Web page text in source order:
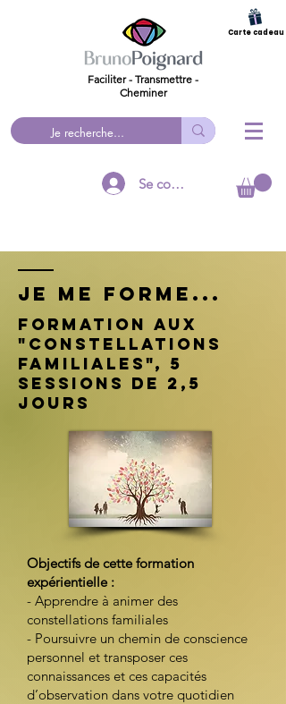
Faciliter - Transmettre -
Cheminer
Se connecter
Carte cadeau
Je me forme...
Formation aux
"constellations
familiales", 5
sessions de 2,5
jours
​Objectifs de cette formation
expérientielle :
- Apprendre à animer des
constellations familiales
- Poursuivre un chemin de conscience
personnel et transposer ces
connaissances et ces capacités
d’observation dans votre quotidien